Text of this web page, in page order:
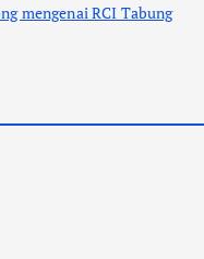
mengenai RCI Tabung